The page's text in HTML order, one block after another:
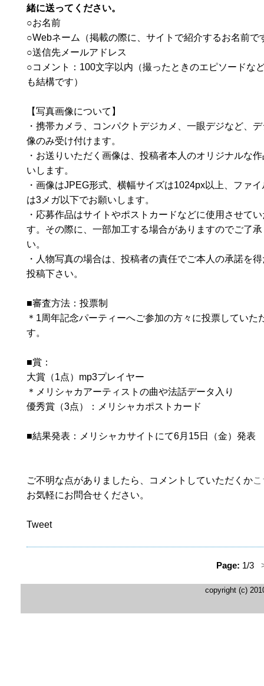
緒に送ってください。
○お名前
○Webネーム（掲載の際に、サイトで紹介するお名前で
○送信先メールアドレス
○コメント：100文字以内（撮ったときのエピソードな
も結構です）
【写真画像について】
・携帯カメラ、コンパクトデジカメ、一眼デジなど、
像のみ受け付けます。
・お送りいただく画像は、投稿者本人のオリジナルな
いします。
・画像はJPEG形式、横幅サイズは1024px以上、ファ
は3メガ以下でお願いします。
・応募作品はサイトやポストカードなどに使用させて
す。その際に、一部加工する場合がありますのでご了
い。
・人物写真の場合は、投稿者の責任でご本人の承諾を
投稿下さい。
■審査方法：投票制
＊1周年記念パーティーへご参加の方々に投票していた
す。
■賞：
大賞（1点）mp3プレイヤー
＊メリシャカアーティストの曲や法話データ入り
優秀賞（3点）：メリシャカポストカード
■結果発表：メリシャカサイトにて6月15日（金）発表
ご不明な点がありましたら、コメントしていただくか
お気軽にお問合せください。
Tweet
Page: 1/3
copyright (c)